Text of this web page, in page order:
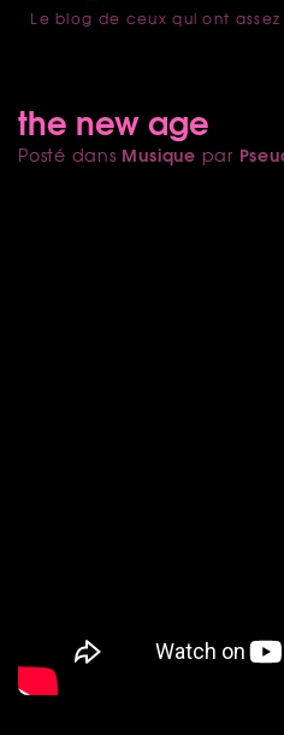
accueil
Le blog de ceux qui ont
the new age
Posté dans Musique par